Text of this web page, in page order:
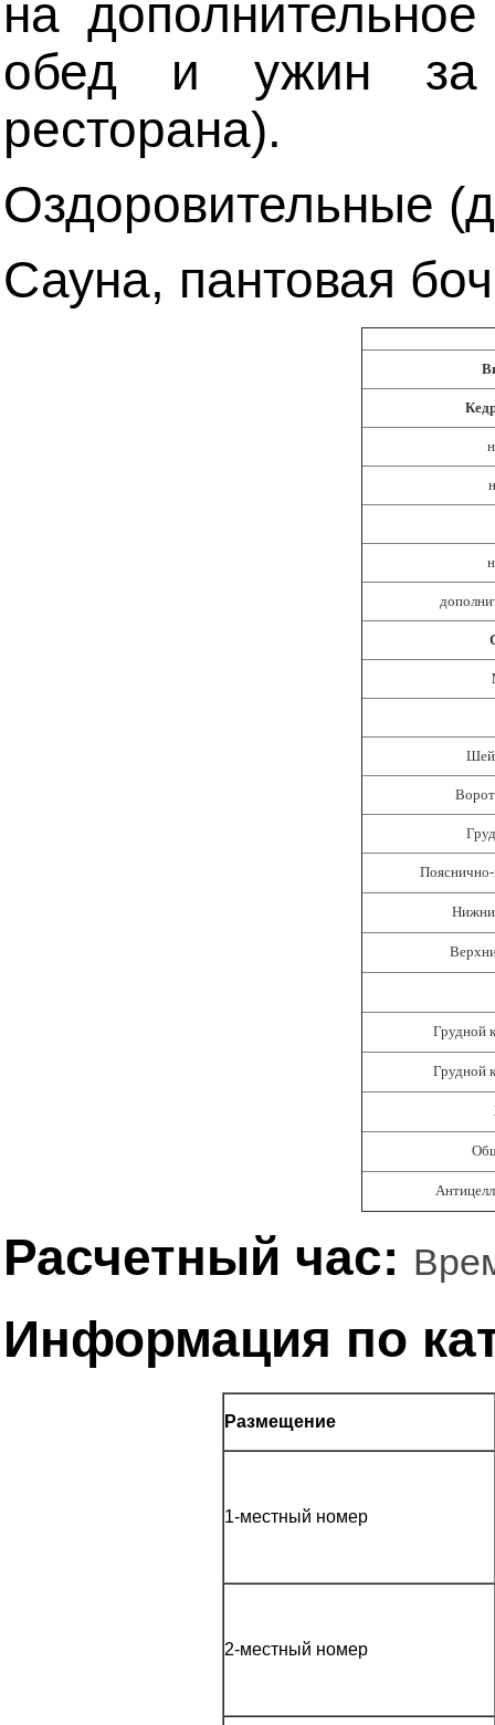
на
обед и ужин за
ресторана).
Оздоровительные
Сауна, пантовая
Пояснично-
Грудной
Грудной
Расчетный час:
Информация по
Размещение
1-местный номер
2-местный номер